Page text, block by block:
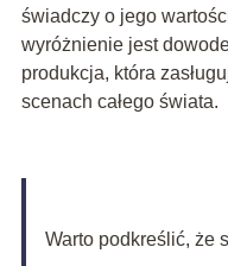
świadczy o jego
wyróżnienie jest
produkcja, która
scenach całego świata.
Warto podkreślić, że